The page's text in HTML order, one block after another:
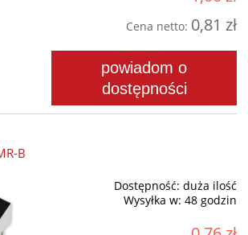
Cena netto: 0,81 zł
powiadom o
dostępności
B
Dostępność: duża ilość
Wysyłka w: 48 godzin